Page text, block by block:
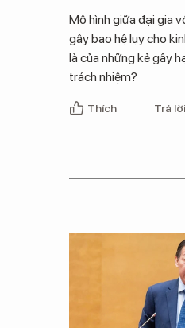
Mô hình giữa đại gia
gây bao hệ lụy cho
là của những kẻ gây
trách nhiệm?
Thích Trả lời